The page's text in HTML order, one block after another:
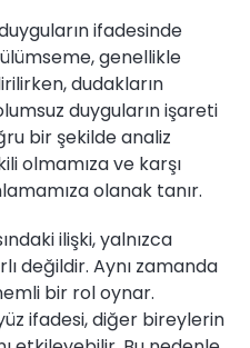
ifadesinde
genellikle
dudakların
duyguların işareti
bir şekilde analiz
olmamıza ve karşı
olanak tanır.
ilişki, yalnızca
değildir. Aynı zamanda
bir rol oynar.
ifadesi, diğer bireylerin